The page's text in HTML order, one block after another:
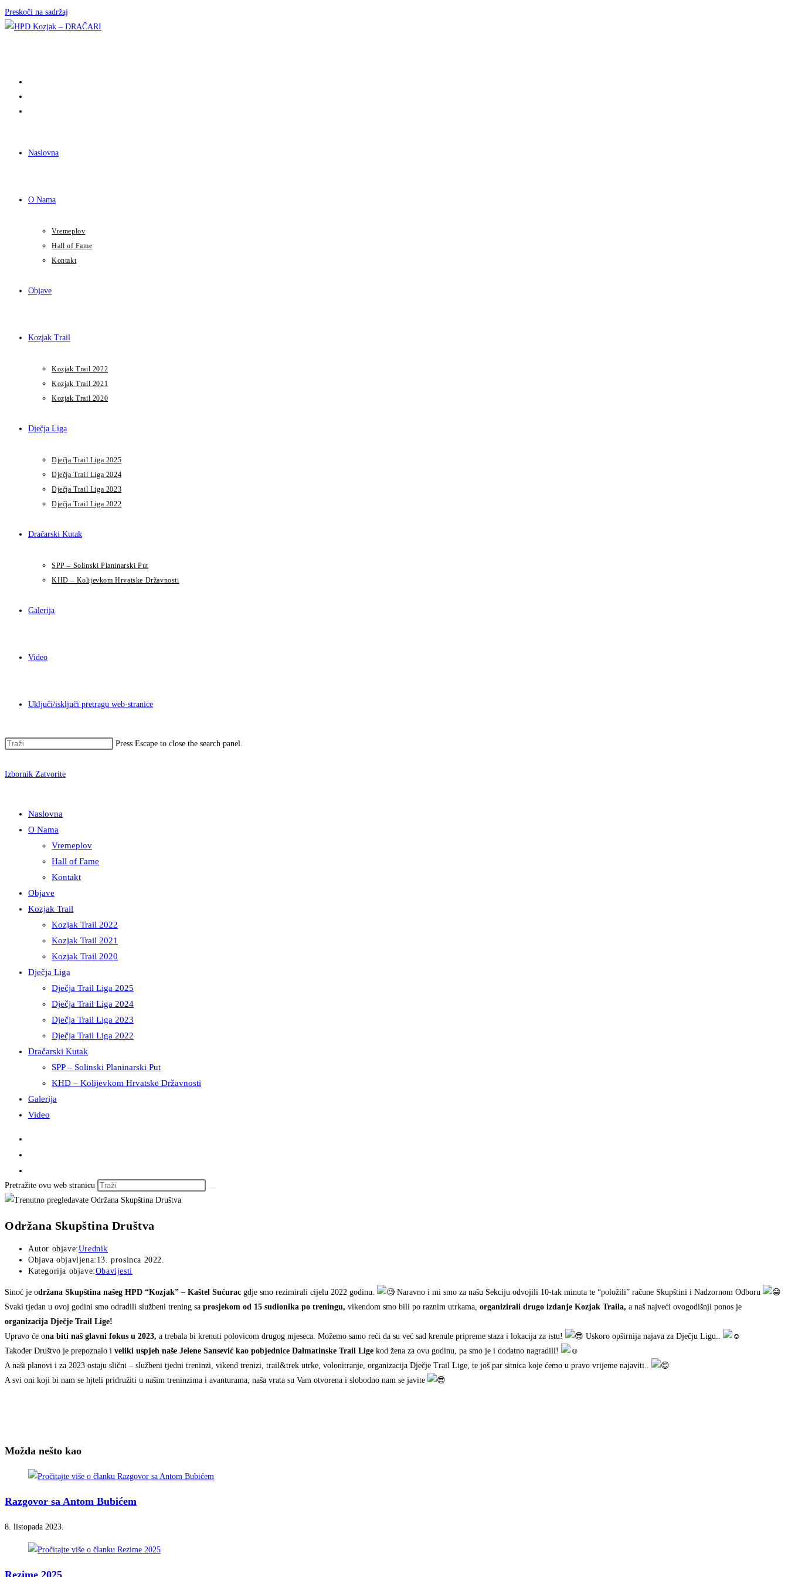
Preskoči na sadržaj
Naslovna
O Nama
Vremeplov
Hall of Fame
Kontakt
Objave
Kozjak Trail
Kozjak Trail 2022
Kozjak Trail 2021
Kozjak Trail 2020
Dječja Liga
Dječja Trail Liga 2025
Dječja Trail Liga 2024
Dječja Trail Liga 2023
Dječja Trail Liga 2022
Dračarski Kutak
SPP – Solinski Planinarski Put
KHD – Kolijevkom Hrvatske Državnosti
Galerija
Video
Uključi/isključi pretragu web-stranice
Press Escape to close the search panel.
Izbornik Zatvorite
Naslovna
O Nama
Vremeplov
Hall of Fame
Kontakt
Objave
Kozjak Trail
Kozjak Trail 2022
Kozjak Trail 2021
Kozjak Trail 2020
Dječja Liga
Dječja Trail Liga 2025
Dječja Trail Liga 2024
Dječja Trail Liga 2023
Dječja Trail Liga 2022
Dračarski Kutak
SPP – Solinski Planinarski Put
KHD – Kolijevkom Hrvatske Državnosti
Galerija
Video
Pretražite ovu web stranicu
Održana Skupština Društva
Autor objave:Urednik
Objava objavljena: 13. prosinca 2022.
Kategorija objave:Obavijesti
Sinoć je održana Skupština našeg HPD “Kozjak” – Kaštel Sućurac gdje smo rezimirali cijelu 2022 godinu.
Naravno i mi smo za našu Sekciju odvojili 10-tak minuta te “položili” račune Skupštini i Nadzornom Odboru
Svaki tjedan u ovoj godini smo odradili službeni trening sa prosjekom od 15 sudionika po treningu, vikendom smo bili po raznim utrkama, organizirali drugo izdanje Kozjak Traila, a naš najveći ovogodišnji ponos je
organizacija Dječje Trail Lige!
Upravo će ona biti naš glavni fokus u 2023, a trebala bi krenuti polovicom drugog mjeseca. Možemo samo reći da su već sad krenule pripreme staza i lokacija za istu!
Uskoro opširnija najava za Dječju Ligu..
Također Društvo je prepoznalo i veliki uspjeh naše Jelene Sansević kao pobjednice Dalmatinske Trail Lige kod žena za ovu godinu, pa smo je i dodatno nagradili!
A naši planovi i za 2023 ostaju slični – službeni tjedni treninzi, vikend trenizi, trail&trek utrke, volonitranje, organizacija Dječje Trail Lige, te još par sitnica koje ćemo u pravo vrijeme najaviti..
A svi oni koji bi nam se hjteli pridružiti u našim treninzima i avanturama, naša vrata su Vam otvorena i slobodno nam se javite
Možda nešto kao
Razgovor sa Antom Bubićem
8. listopada 2023.